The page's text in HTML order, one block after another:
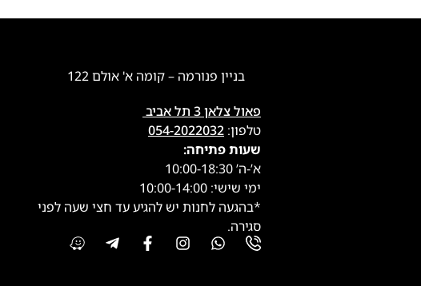
בניין פנורמה – קומה א' אולם 122
פאול צלאן 3 תל אביב
טלפון: 054-2022032
שעות פתיחה:
א’-ה’ 10:00-18:30
ימי שישי: 10:00-14:00
*בהגעה לחנות יש להגיע עד חצי שעה לפני
סגירה.